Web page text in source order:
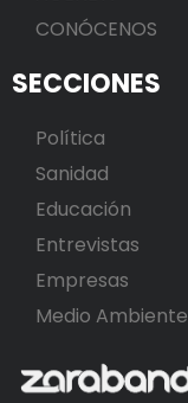
CONÓCENOS
SECCIONES
Política
Sanidad
Educación
Entrevistas
Empresas
Medio Ambiente